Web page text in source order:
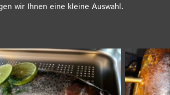
wir Ihnen eine kleine Auswahl.